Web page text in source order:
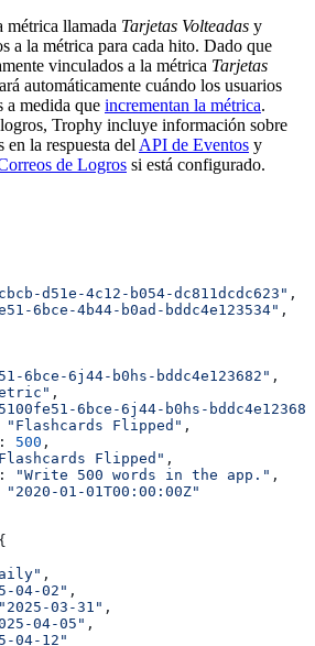
métrica llamada Tarjetas Volteadas y
a la métrica para cada hito. Dado que
vinculados a la métrica Tarjetas
automáticamente cuándo los usuarios
a medida que incrementan la métrica.
Trophy incluye información sobre
en la respuesta del API de Eventos y
de Logros si está configurado.
d51e-4c12-b054-dc811dcdc623" ,
6bce-4b44-b0ad-bddc4e123534" ,
6bce-6j44-b0hs-bddc4e123682" ,
,
6bce-6j44-b0hs-
"Flashcards Flipped" ,
: 500 ,
Flipped" ,
: "Write 500 words in the app." ,
"2020-01-01T00:00:00Z"
,
04-02" ,
"2025-03-31" ,
04-05" ,
04-12"
pueden completar una vez y son útiles
por realizar acciones específicas.